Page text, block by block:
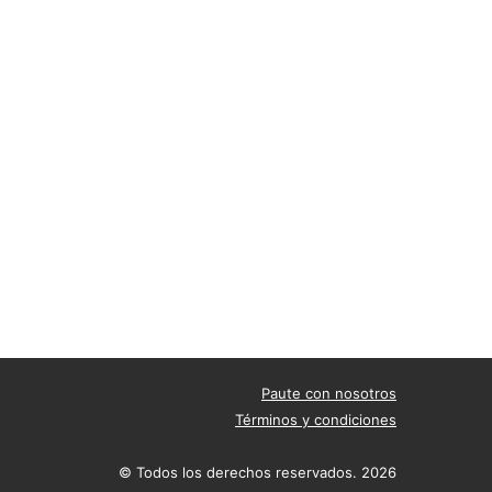
Paute con nosotros
Términos y condiciones
© Todos los derechos reservados. 2026